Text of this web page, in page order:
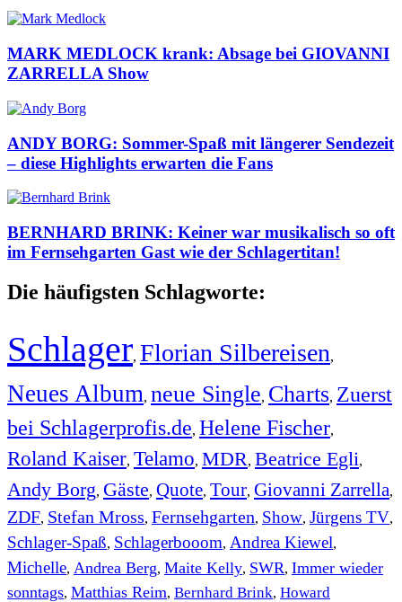
MARK MEDLOCK krank: Absage bei GIOVANNI
ZARRELLA Show
ANDY BORG: Sommer-Spaß mit längerer Sendezeit
– diese Highlights erwarten die Fans
BERNHARD BRINK: Keiner war musikalisch so oft
im Fernsehgarten Gast wie der Schlagertitan!
Die häufigsten Schlagworte:
Schlager, Florian Silbereisen,
Neues Album, neue Single, Charts, Zuerst
bei Schlagerprofis.de, Helene Fischer,
Roland Kaiser, Telamo, MDR, Beatrice Egli,
Andy Borg, Gäste, Quote, Tour, Giovanni Zarrella,
ZDF, Stefan Mross, Fernsehgarten, Show, Jürgens TV,
Schlager-Spaß, Schlagerbooom, Andrea Kiewel,
Michelle, Andrea Berg, Maite Kelly, SWR, Immer wieder
sonntags, Matthias Reim, Bernhard Brink, Howard